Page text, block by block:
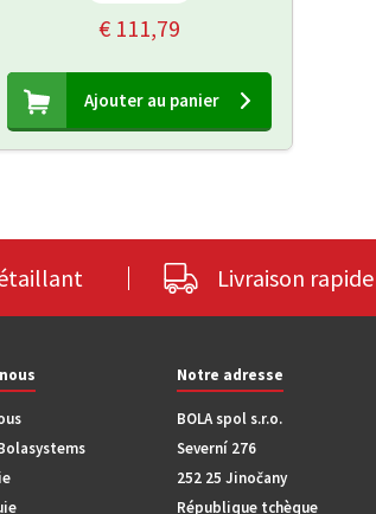
€ 111,79
Ajouter au panier
Livraison
Notre adresse
BOLA spol s.r.o.
Severní 276
252 25 Jinočany
République tchèque